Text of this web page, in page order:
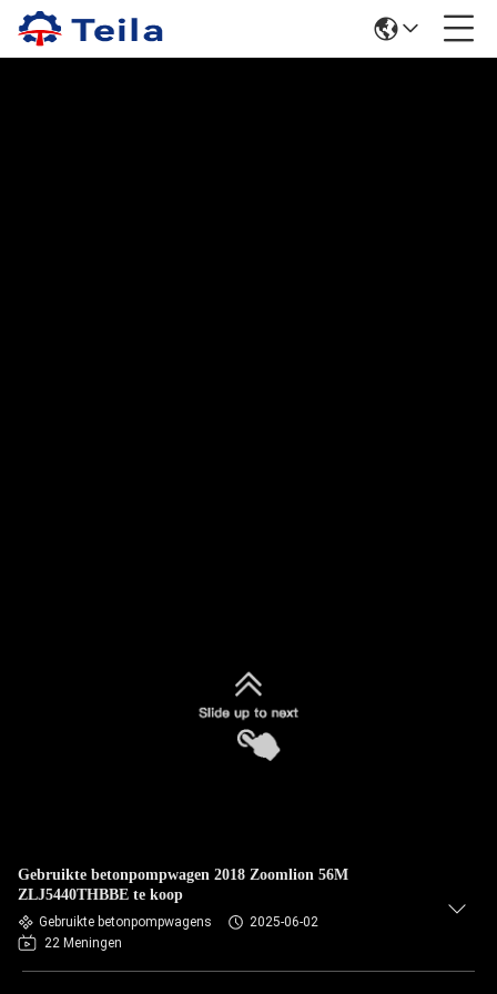
Gebruikte betonpompwagen 2018 Zoomlion 56M
ZLJ5440THBBE te koop
Gebruikte betonpompwagens
2025-06-02
22 Meningen